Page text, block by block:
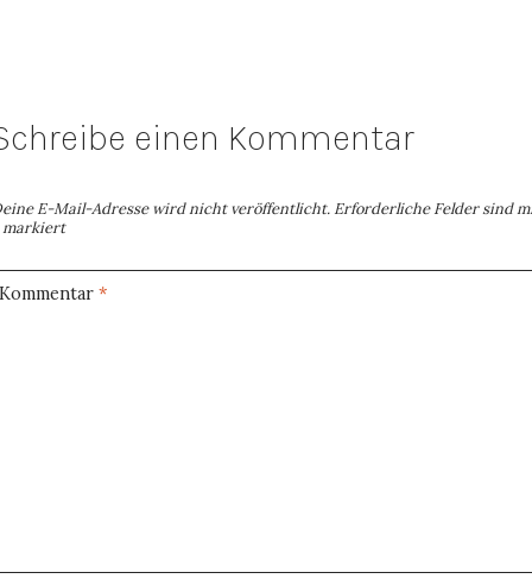
einen Kommentar
E-Mail-Adresse wird nicht veröffentlicht. Erforderliche Felder sind
markiert
Kommentar*